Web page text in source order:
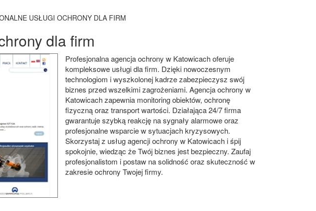
USŁUGI OCHRONY DLA FIRM
dla firm
Profesjonalna agencja ochrony w Katowicach oferuje
kompleksowe usługi dla firm. Dzięki nowoczesnym
technologiom i wyszkolonej kadrze zabezpieczysz swój
biznes przed wszelkimi zagrożeniami. Agencja ochrony w
Katowicach zapewnia monitoring obiektów, ochronę
fizyczną oraz transport wartości. Działająca 24/7 firma
gwarantuje szybką reakcję na sygnały alarmowe oraz
profesjonalne wsparcie w sytuacjach kryzysowych.
Skorzystaj z usług agencji ochrony w Katowicach i śpij
spokojnie, wiedząc że Twój biznes jest bezpieczny. Zaufaj
profesjonalistom i postaw na solidność oraz skuteczność w
zakresie ochrony Twojej firmy.